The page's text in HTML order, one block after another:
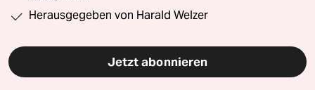
Herausgegeben von Harald Welzer
Jetzt abonnieren